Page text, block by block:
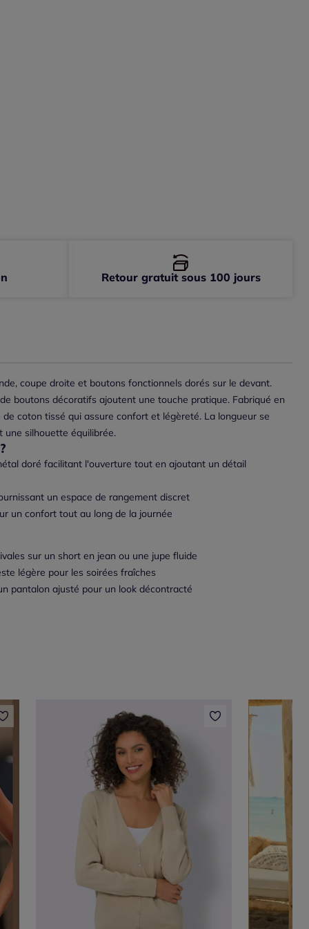
coupe droite et boutons fonctionnels dorés sur le devant.
boutons décoratifs ajoutent une touche pratique. Fabriqué en
coton tissé qui assure confort et légèreté. La longueur se
une silhouette équilibrée.
doré facilitant l'ouverture tout en ajoutant un détail
un espace de rangement discret
un confort tout au long de la journée
sur un short en jean ou une jupe fluide
légère pour les soirées fraîches
pantalon ajusté pour un look décontracté
Retour gratuit sous 100 jours